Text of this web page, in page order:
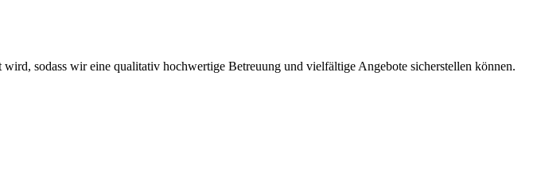
sodass wir eine qualitativ hochwertige Betreuung und vielfältige Angebote sicherstellen können.